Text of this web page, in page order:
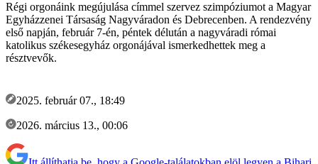
Régi orgonáink megújulása címmel szervez szimpóziumot a Magyar
Egyházzenei Társaság Nagyváradon és Debrecenben. A rendezvény
első napján, február 7-én, péntek délután a nagyváradi római
katolikus székesegyház orgonájával ismerkedhettek meg a
résztvevők.
2025. február 07., 18:49
2026. március 13., 00:06